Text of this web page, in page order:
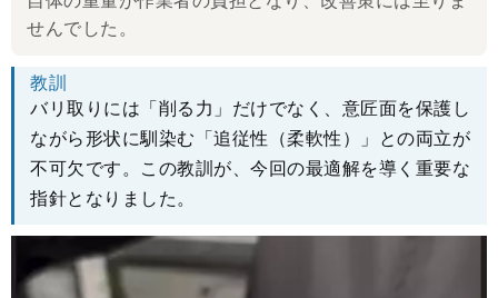
せんでした。
教訓
バリ取りには「削る力」だけでなく、意匠面を保護し
ながら形状に馴染む「追従性（柔軟性）」との両立が
不可欠です。この教訓が、今回の最適解を導く重要な
指針となりました。